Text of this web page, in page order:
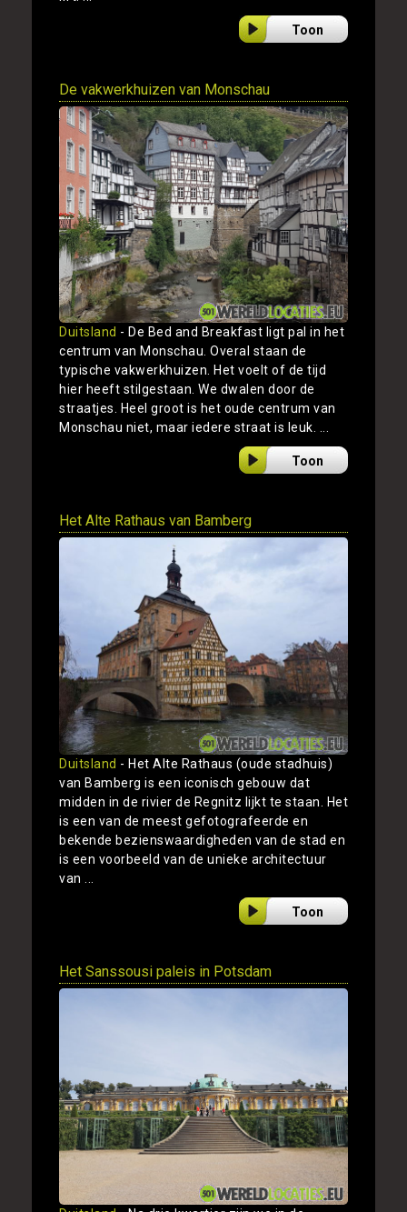
Toon
De vakwerkhuizen van Monschau
Duitsland - De Bed and Breakfast ligt pal in het
centrum van Monschau. Overal staan de
typische vakwerkhuizen. Het voelt of de tijd
hier heeft stilgestaan. We dwalen door de
straatjes. Heel groot is het oude centrum van
Monschau niet, maar iedere straat is leuk. ...
Toon
Het Alte Rathaus van Bamberg
Duitsland - Het Alte Rathaus (oude stadhuis)
van Bamberg is een iconisch gebouw dat
midden in de rivier de Regnitz lijkt te staan. Het
is een van de meest gefotografeerde en
bekende bezienswaardigheden van de stad en
is een voorbeeld van de unieke architectuur
van ...
Toon
Het Sanssousi paleis in Potsdam